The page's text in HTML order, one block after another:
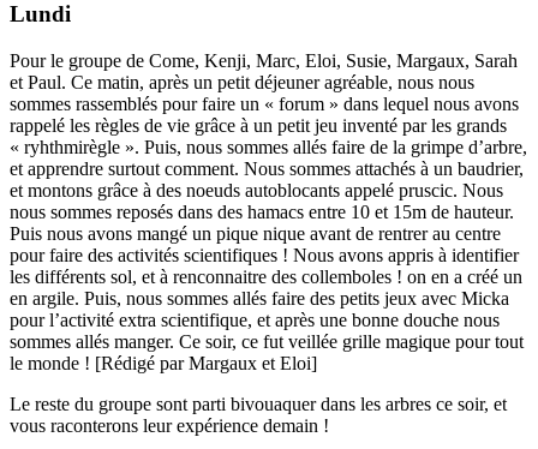
Lundi
Pour le groupe de Come, Kenji, Marc, Eloi, Susie, Margaux, Sarah
et Paul. Ce matin, après un petit déjeuner agréable, nous nous
sommes rassemblés pour faire un « forum » dans lequel nous avons
rappelé les règles de vie grâce à un petit jeu inventé par les grands
« ryhthmirègle ». Puis, nous sommes allés faire de la grimpe d’arbre,
et apprendre surtout comment. Nous sommes attachés à un baudrier,
et montons grâce à des noeuds autoblocants appelé pruscic. Nous
nous sommes reposés dans des hamacs entre 10 et 15m de hauteur.
Puis nous avons mangé un pique nique avant de rentrer au centre
pour faire des activités scientifiques ! Nous avons appris à identifier
les différents sol, et à renconnaitre des collemboles ! on en a créé un
en argile. Puis, nous sommes allés faire des petits jeux avec Micka
pour l’activité extra scientifique, et après une bonne douche nous
sommes allés manger. Ce soir, ce fut veillée grille magique pour tout
le monde ! [Rédigé par Margaux et Eloi]
Le reste du groupe sont parti bivouaquer dans les arbres ce soir, et
vous raconterons leur expérience demain !